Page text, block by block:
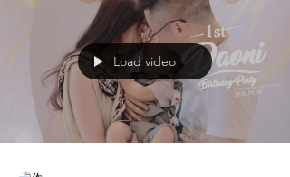
Load video